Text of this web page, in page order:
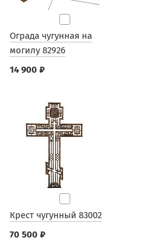
Ограда чугунная на
могилу 82926
14 900 ₽
Крест чугунный 83002
70 500 ₽